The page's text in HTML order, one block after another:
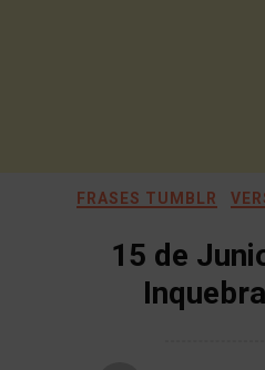
FRASES TUMBLR
15 de